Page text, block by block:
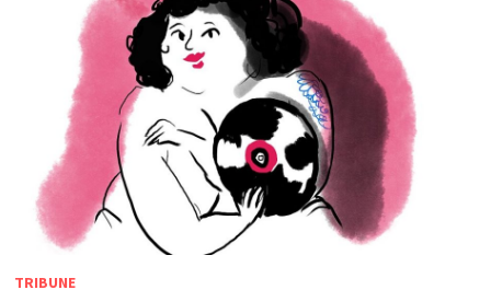
TRIBUNE